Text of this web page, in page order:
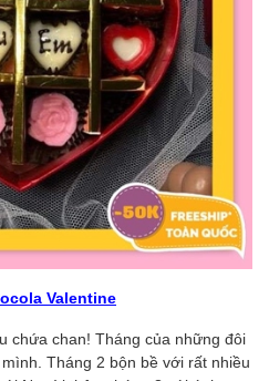
Valentine
chứa chan! Tháng của những đôi
Tháng 2 bộn bề với rất nhiều